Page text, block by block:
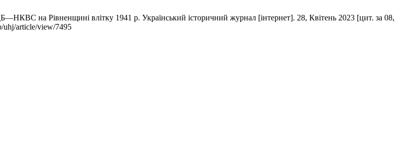
на Рівненщині влітку 1941 р. Український історичний журнал [інтернет]. 28, Квітень 2023 [цит. за 08,
uhj/article/view/7495